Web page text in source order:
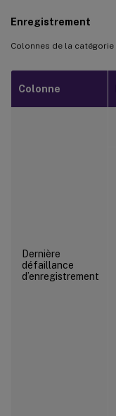
Enregistrement
Colonnes de la catégorie
Colonne
Dernière
défaillance
d’enregistrement